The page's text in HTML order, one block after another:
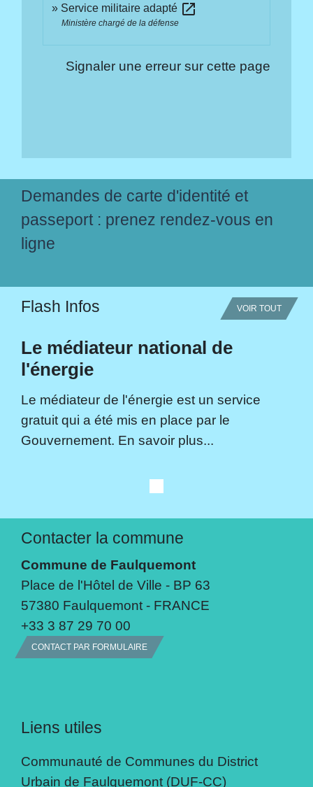
Service militaire adapté open_in_new
Ministère chargé de la défense
Signaler une erreur sur cette page
Demandes de carte d'identité et
passeport : prenez rendez-vous en
ligne
Flash Infos VOIR TOUT
Le médiateur national de
l'énergie
Le médiateur de l'énergie est un service
gratuit qui a été mis en place par le
Gouvernement. En savoir plus...
Contacter la commune
Commune de Faulquemont
Place de l'Hôtel de Ville - BP 63
57380 Faulquemont - FRANCE
+33 3 87 29 70 00
CONTACT PAR FORMULAIRE
Liens utiles
Communauté de Communes du District
Urbain de Faulquemont (DUF-CC)